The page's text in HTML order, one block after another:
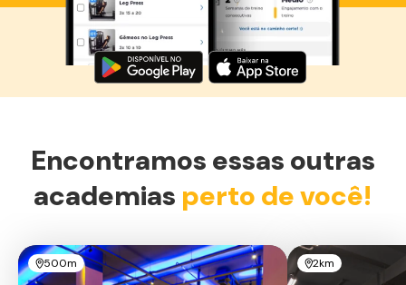
Baixe agora o Smart Fit App
Encontramos essas outras
academias perto de você!
500m 2km